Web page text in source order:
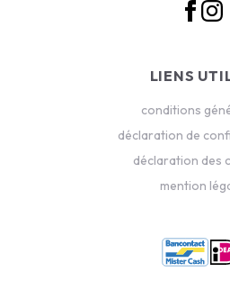
LIENS
conditions
déclaration de
déclaration des
mention